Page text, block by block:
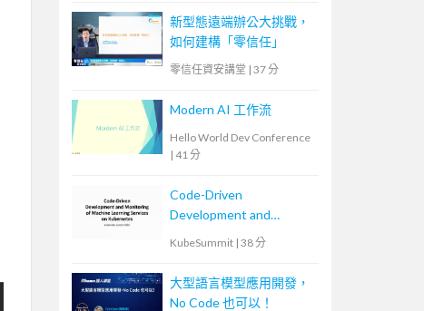
新型態遠端辦公大挑戰，
如何建構「零信任」
零信任資安講堂 | 37 分
Modern AI 工作流
Hello World Dev Conference
| 41 分
Code-Driven
Development and
Monitoring of Machine
Kubernetes
KubeSummit | 38 分
大型語言模型應用開發，
No Code 也可以！